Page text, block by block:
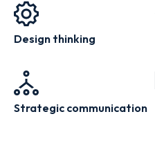
Design thinking
Strategic communication